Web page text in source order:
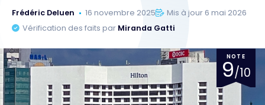
Frédéric Deluen 16 novembre 2025
Mis à jour 6 mai 2026
Vérification des faits par Miranda Gatti
NOTE
9/10